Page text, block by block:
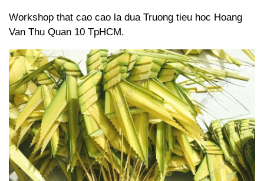
Workshop that cao cao la dua Truong tieu hoc Hoang
Van Thu Quan 10 TpHCM.